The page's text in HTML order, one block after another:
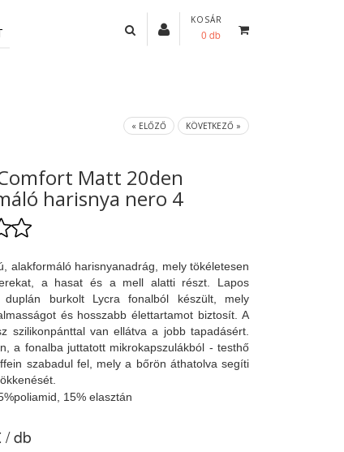
KOSÁR
0 db
« ELŐZŐ KÖVETKEZŐ »
Matt 20den
harisnya nero 4
alakformáló harisnyanadrág, mely tökéletesen
a hasat és a mell alatti részt. Lapos
duplán burkolt Lycra fonalból készült, mely
és hosszabb élettartamot biztosít. A
szilikonpánttal van ellátva a jobb tapadásért.
a fonalba juttatott mikrokapszulákból - testhő
szabadul fel, mely a bőrön áthatolva segíti
15% elasztán
/ db